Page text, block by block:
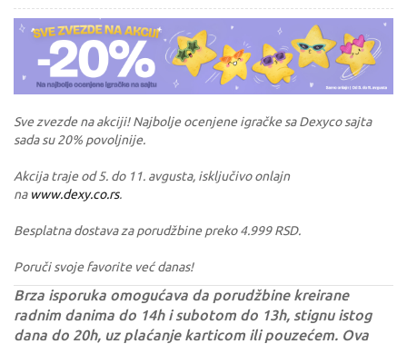
Sve zvezde na akciji! Najbolje ocenjene igračke sa Dexyco sajta
sada su 20% povoljnije.
Akcija traje od 5. do 11. avgusta, isključivo onlajn
na www.dexy.co.rs.
Besplatna dostava za porudžbine preko 4.999 RSD.
Poruči svoje favorite već danas!
Brza isporuka omogućava da porudžbine kreirane
radnim danima do 14h i subotom do 13h, stignu istog
dana do 20h, uz plaćanje karticom ili pouzećem. Ova